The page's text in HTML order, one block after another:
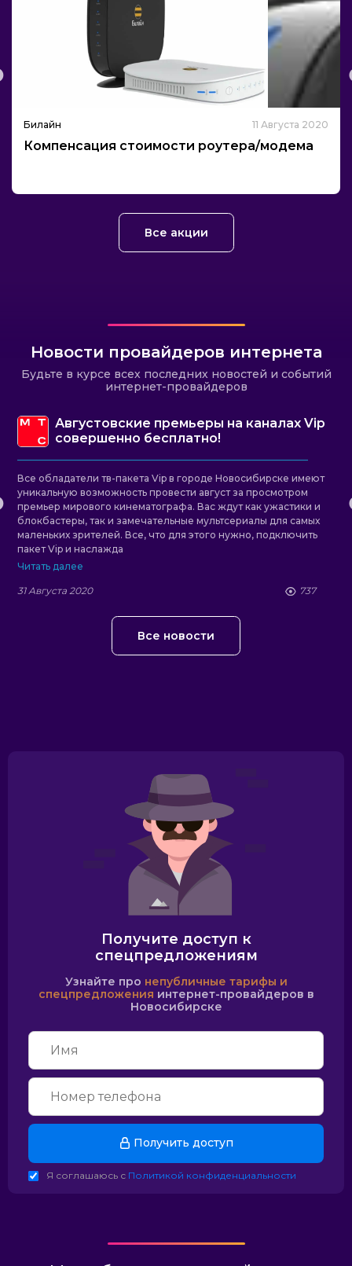
Билайн 11 Августа 2020
Компенсация стоимости роутера/модема
Все акции
Новости провайдеров интернета
Будьте в курсе всех последних новостей и событий
интернет-провайдеров
Августовские премьеры на каналах Vip
совершенно бесплатно!
Все обладатели тв-пакета Vip в городе Новосибирске имеют
уникальную возможность провести август за просмотром
премьер мирового кинематографа. Вас ждут как ужастики и
блокбастеры, так и замечательные мультсериалы для самых
маленьких зрителей. Все, что для этого нужно, подключить
пакет Vip и наслажда
Читать далее
31 Августа 2020 737
Все новости
Получите доступ к
спецпредложениям
Узнайте про непубличные тарифы и
спецпредложения интернет-провайдеров в
Новосибирске
Получить доступ
Я соглашаюсь с Политикой конфиденциальности